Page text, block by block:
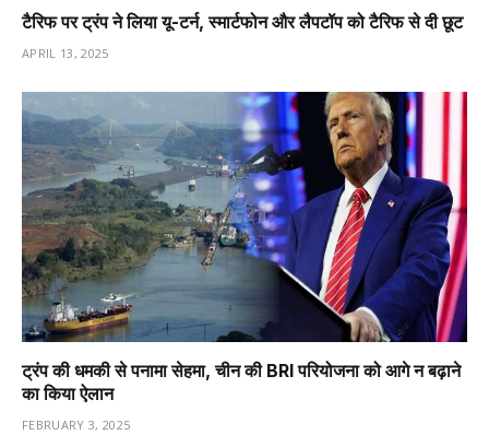
टैरिफ पर ट्रंप ने लिया यू-टर्न, स्मार्टफोन और लैपटॉप को टैरिफ से दी छूट
APRIL 13, 2025
ट्रंप की धमकी से पनामा सेहमा, चीन की BRI परियोजना को आगे न बढ़ाने
का किया ऐलान
FEBRUARY 3, 2025